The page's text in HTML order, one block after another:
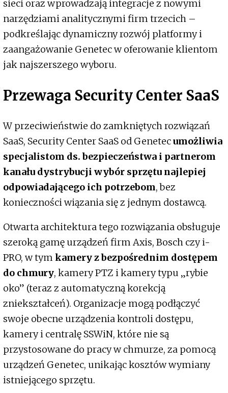
sieci oraz wprowadzają integracje z nowymi
narzędziami analitycznymi firm trzecich –
podkreślając dynamiczny rozwój platformy i
zaangażowanie Genetec w oferowanie klientom
jak najszerszego wyboru.
Przewaga Security Center SaaS
W przeciwieństwie do zamkniętych rozwiązań
SaaS, Security Center SaaS od Genetecumożliwia
specjalistom ds. bezpieczeństwa i partnerom
kanału dystrybucji wybór sprzętu najlepiej
odpowiadającego ich potrzebom, bez
konieczności wiązania się z jednym dostawcą.
Otwarta architektura tego rozwiązania obsługuje
szeroką gamę urządzeń firm Axis, Bosch czy i-
PRO, w tym kamery z bezpośrednim dostępem
do chmury, kamery PTZ i kamery typu „rybie
oko” (teraz z automatyczną korekcją
zniekształceń). Organizacje mogą podłączyć
swoje obecne urządzenia kontroli dostępu,
kamery i centralę SSWiN, które nie są
przystosowane do pracy w chmurze, za pomocą
urządzeń Genetec, unikając kosztów wymiany
istniejącego sprzętu.